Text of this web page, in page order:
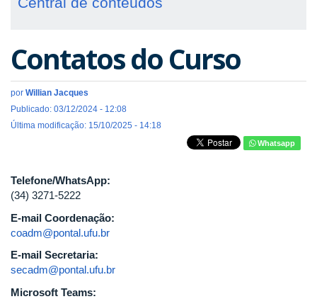
Contatos do Curso
por Willian Jacques
Publicado: 03/12/2024 - 12:08
Última modificação: 15/10/2025 - 14:18
Whatsapp
Telefone/WhatsApp:
(34) 3271-5222
E-mail Coordenação:
coadm@pontal.ufu.br
E-mail Secretaria:
secadm@pontal.ufu.br
Microsoft Teams: